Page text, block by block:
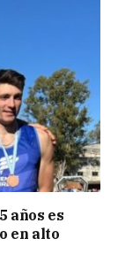
años es
en alto